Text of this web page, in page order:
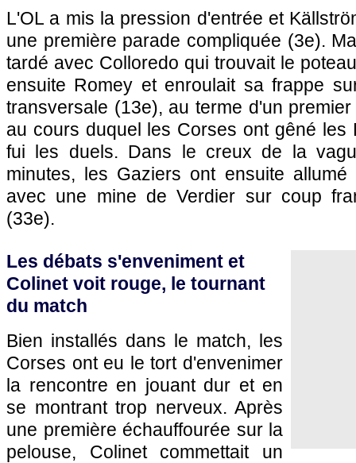
L'OL a mis la pression d'entrée et
une première parade compliquée (3e).
tardé avec Colloredo qui trouvait le
ensuite Romey et enroulait sa frappe
transversale (13e), au terme d'un
au cours duquel les Corses ont gêné les
fui les duels. Dans le creux de la
minutes, les Gaziers ont ensuite
avec une mine de Verdier sur coup
(33e).
Les débats s'enveniment et
Colinet voit rouge, le tournant
du match
Bien installés dans le match, les
Corses ont eu le tort d'envenimer
la rencontre en jouant dur et en
se montrant trop nerveux. Après
une première échauffourée sur la
pelouse, Colinet commettait un